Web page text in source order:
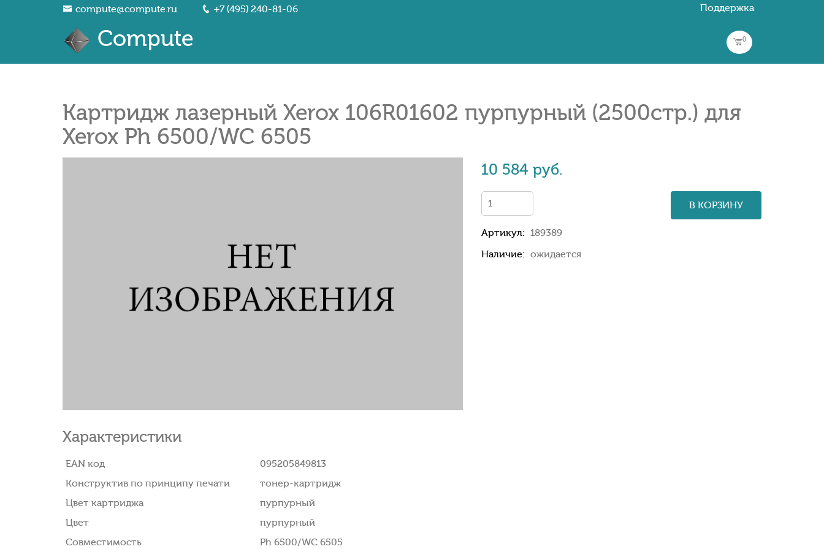
compute@compute.ru +7 (495) 240-81-06 Поддержка
Compute 0
Картридж лазерный Xerox 106R01602 пурпурный (2500стр.) для
Xerox Ph 6500/WC 6505
10 584 руб.
В КОРЗИНУ
Артикул: 189389
Наличие: ожидается
Характеристики
EAN код
095205849813
Конструктив по принципу печати
тонер-картридж
Цвет картриджа
пурпурный
Цвет
пурпурный
Совместимость
Ph 6500/WC 6505